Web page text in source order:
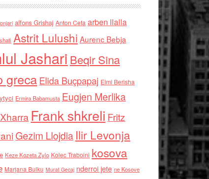
alfons Grishaj Anton Cefa arben llalla
Astrit Lulushi Aurenc Bebja
Jashari Beqir Sina
grecaElida Buçpapaj Elmi Berisha
Ermira Babamusta Eugjen Merlika
Frank shkreli Fritz
Gezim Llojdia Ilir Levonja
Keze Kozeta Zylo Kolec Traboini kosova
Marjana Bulku Murat Gecaj nderroi jete ne Kosove